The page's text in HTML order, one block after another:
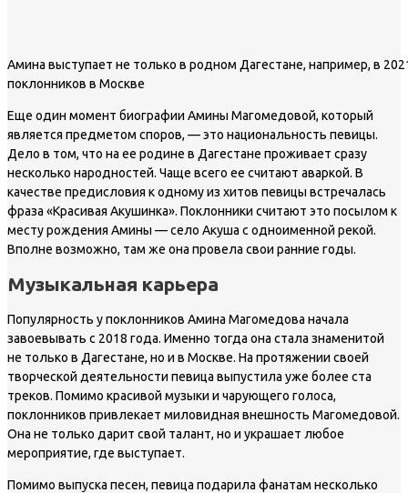
Амина выступает не только в родном Дагестане, например, в
поклонников в Москве
Еще один момент биографии Амины Магомедовой, который
является предметом споров, — это национальность певицы.
Дело в том, что на ее родине в Дагестане проживает сразу
несколько народностей. Чаще всего ее считают аваркой. В
качестве предисловия к одному из хитов певицы встречалась
фраза «Красивая Акушинка». Поклонники считают это посылом к
месту рождения Амины — село Акуша с одноименной рекой.
Вполне возможно, там же она провела свои ранние годы.
Музыкальная карьера
Популярность у поклонников Амина Магомедова начала
завоевывать с 2018 года. Именно тогда она стала знаменитой
не только в Дагестане, но и в Москве. На протяжении своей
творческой деятельности певица выпустила уже более ста
треков. Помимо красивой музыки и чарующего голоса,
поклонников привлекает миловидная внешность Магомедовой.
Она не только дарит свой талант, но и украшает любое
мероприятие, где выступает.
Помимо выпуска песен, певица подарила фанатам несколько